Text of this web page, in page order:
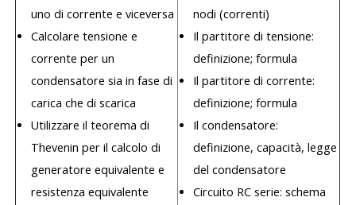
uno di corrente e viceversa
Calcolare tensione e
corrente per un
condensatore sia in fase di
carica che di scarica
Utilizzare il teorema di
Thevenin per il calcolo di
generatore equivalente e
resistenza equivalente
nodi (correnti)
Il partitore di tensione:
definizione; formula
Il partitore di corrente:
definizione; formula
Il condensatore:
definizione, capacità, legge
del condensatore
Circuito RC serie: schema